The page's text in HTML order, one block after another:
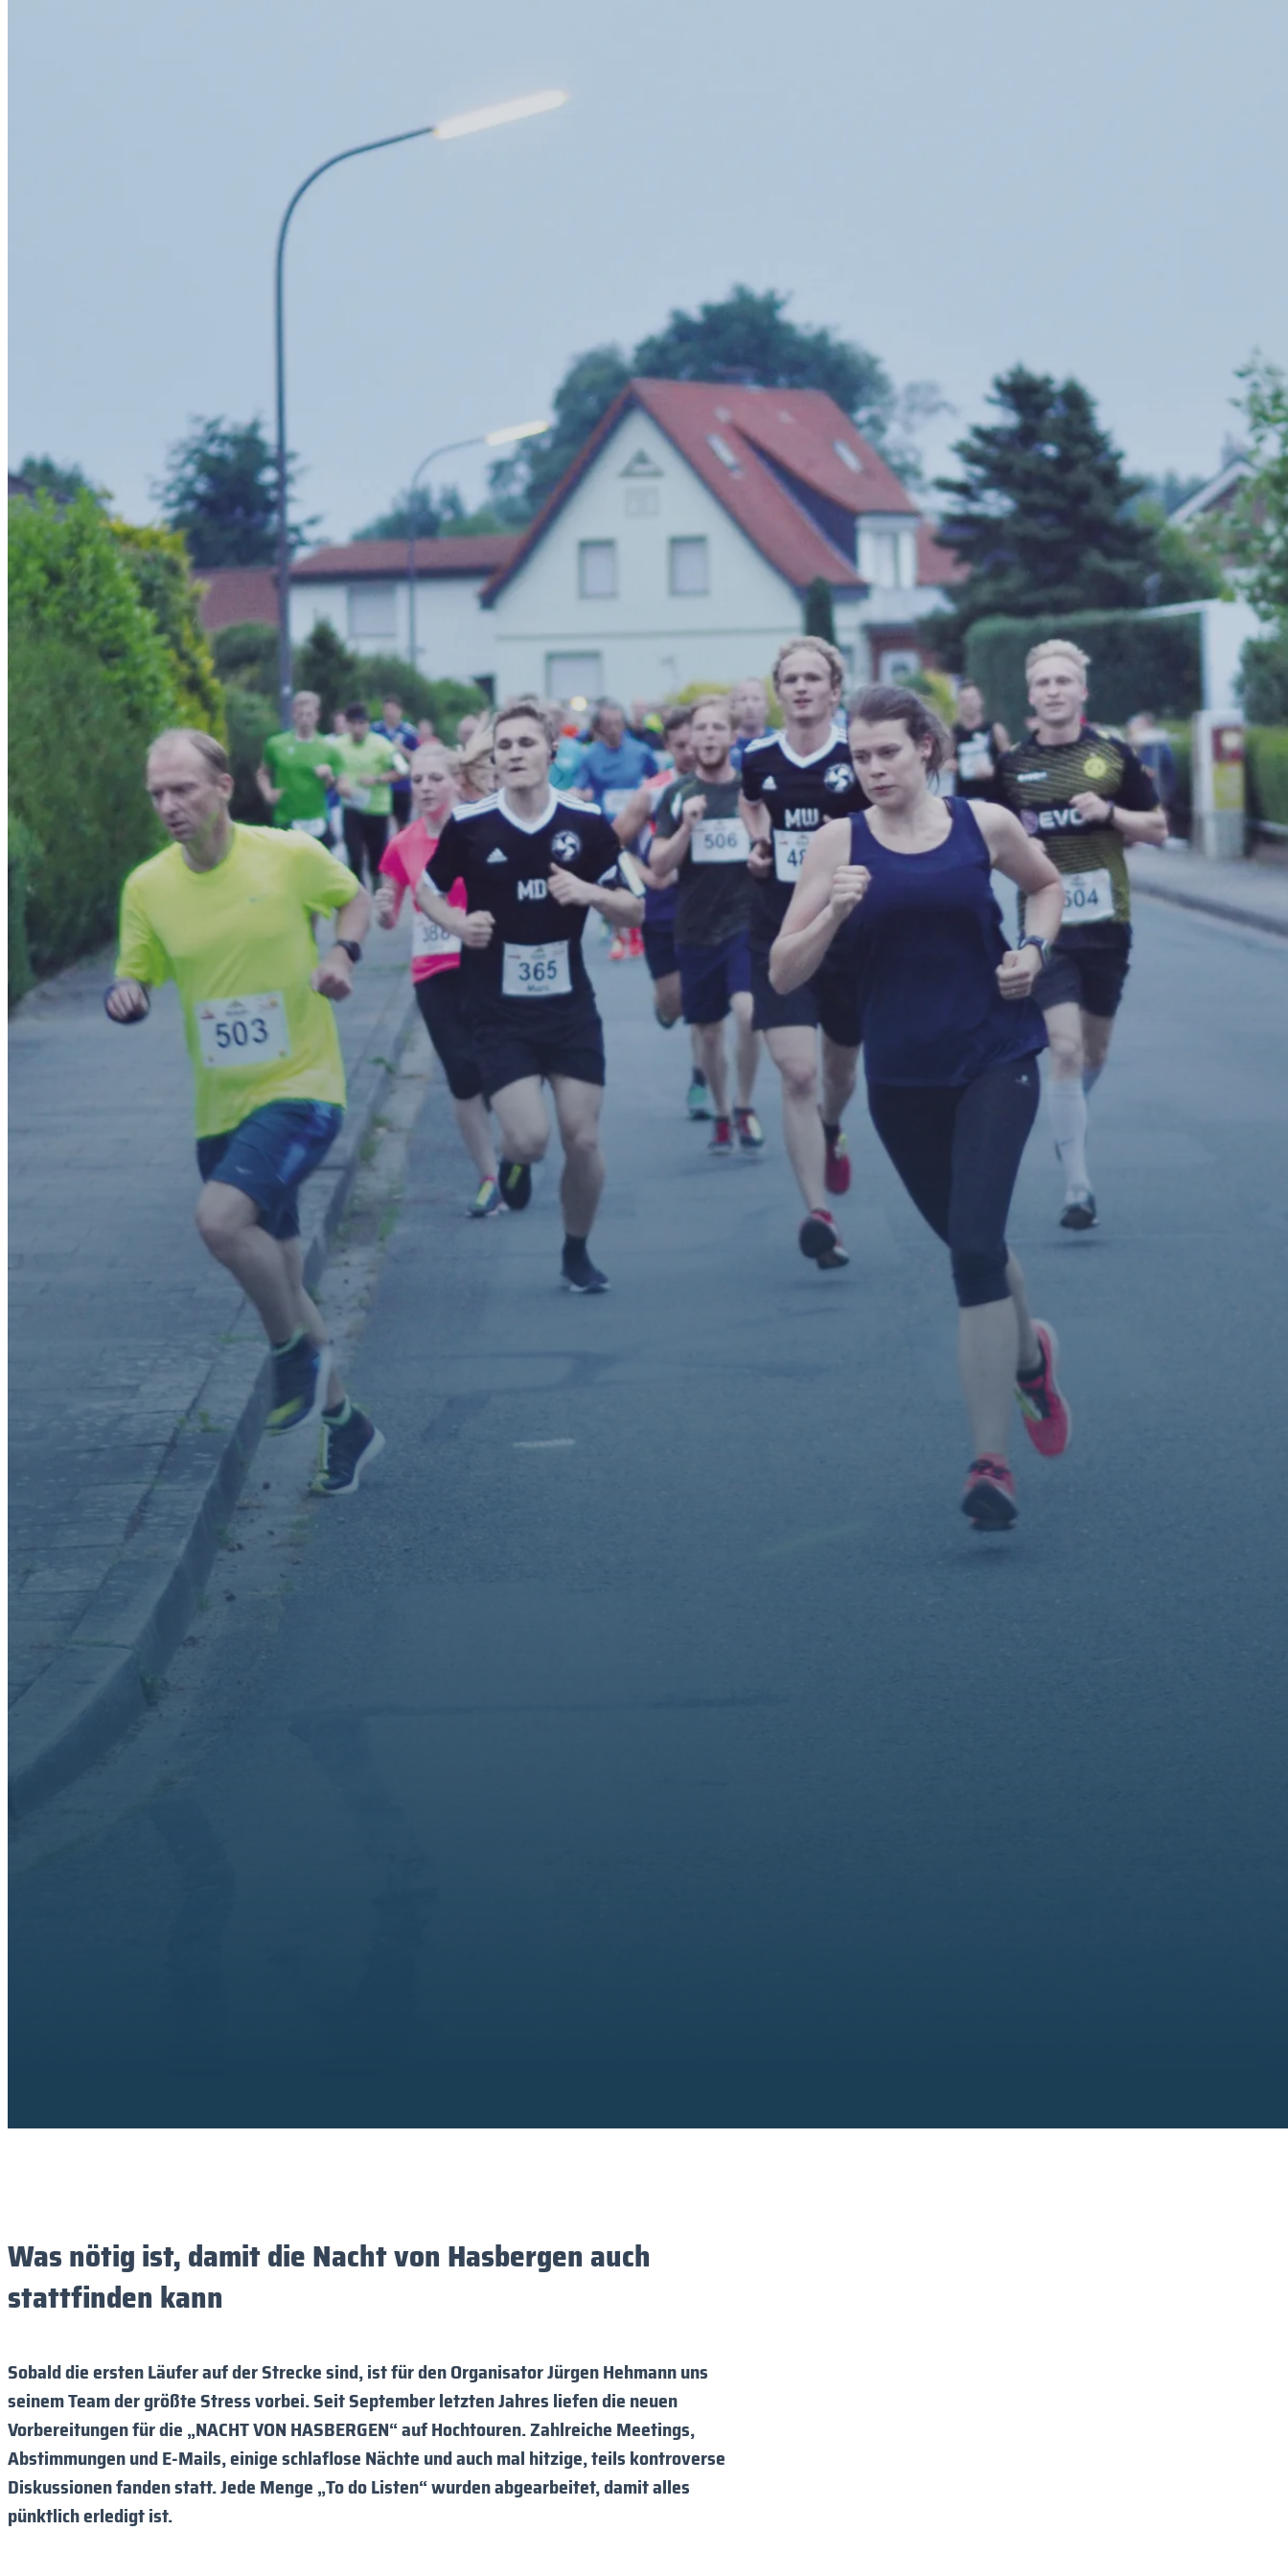
Was nötig ist, damit die Nacht von Hasbergen auch
stattfinden kann
Sobald die ersten Läufer auf der Strecke sind, ist für den Organisator Jürgen Hehmann uns
seinem Team der größte Stress vorbei. Seit September letzten Jahres liefen die neuen
Vorbereitungen für die „NACHT VON HASBERGEN“ auf Hochtouren. Zahlreiche Meetings,
Abstimmungen und E-Mails, einige schlaflose Nächte und auch mal hitzige, teils kontroverse
Diskussionen fanden statt. Jede Menge „To do Listen“ wurden abgearbeitet, damit alles
pünktlich erledigt ist.